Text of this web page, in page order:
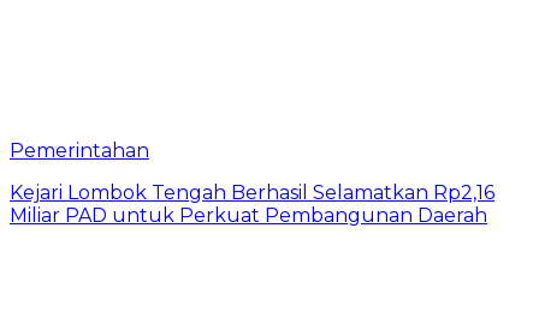
Pemerintahan
Kejari Lombok Tengah Berhasil Selamatkan Rp2,16
Miliar PAD untuk Perkuat Pembangunan Daerah